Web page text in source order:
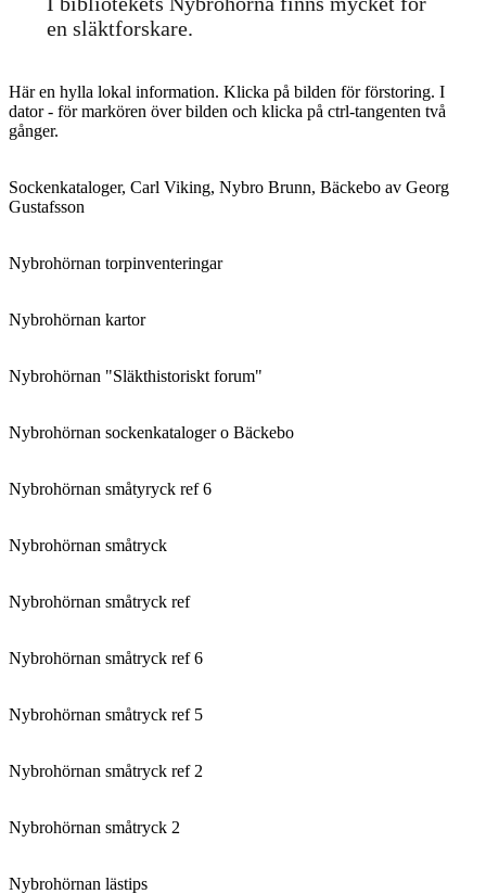
en släktforskare.
Här en hylla lokal information. Klicka på bilden för förstoring. I
dator - för markören över bilden och klicka på ctrl-tangenten två
gånger.
Sockenkataloger, Carl Viking, Nybro Brunn, Bäckebo av Georg
Gustafsson
Nybrohörnan torpinventeringar
Nybrohörnan kartor
Nybrohörnan "Släkthistoriskt forum"
Nybrohörnan sockenkataloger o Bäckebo
Nybrohörnan småtyryck ref 6
Nybrohörnan småtryck
Nybrohörnan småtryck ref
Nybrohörnan småtryck ref 6
Nybrohörnan småtryck ref 5
Nybrohörnan småtryck ref 2
Nybrohörnan småtryck 2
Nybrohörnan lästips